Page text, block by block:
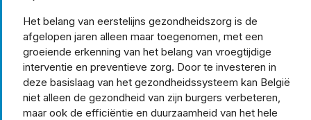
Het belang van eerstelijns gezondheidszorg is de
afgelopen jaren alleen maar toegenomen, met een
groeiende erkenning van het belang van vroegtijdige
interventie en preventieve zorg. Door te investeren in
deze basislaag van het gezondheidssysteem kan België
niet alleen de gezondheid van zijn burgers verbeteren,
maar ook de efficiëntie en duurzaamheid van het hele